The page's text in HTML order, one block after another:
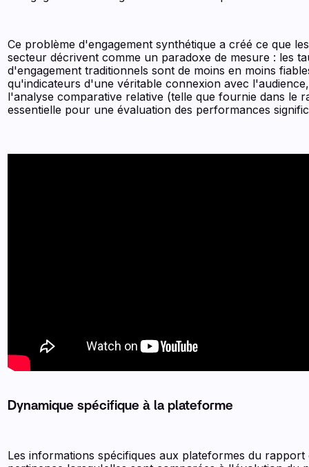
Ce problème d'engagement synthétique a créé ce que
secteur décrivent comme un paradoxe de mesure : les
d'engagement traditionnels sont de moins en moins
qu'indicateurs d'une véritable connexion avec
l'analyse comparative relative (telle que fournie dans le
essentielle pour une évaluation des performances
Dynamique spécifique à la plateforme
Les informations spécifiques aux plateformes du rapport